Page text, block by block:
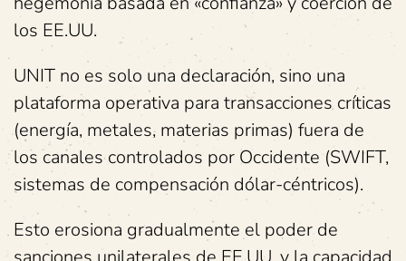
los EE.UU.
UNIT no es solo una declaración, sino una
plataforma operativa para transacciones críticas
(energía, metales, materias primas) fuera de
los canales controlados por Occidente (SWIFT,
sistemas de compensación dólar-céntricos).
Esto erosiona gradualmente el poder de